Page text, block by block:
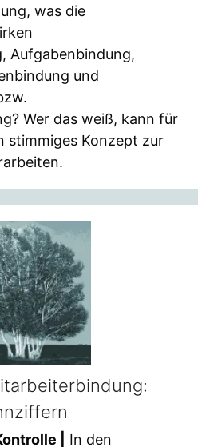
was die
Aufgabenbindung,
und
Wer das weiß, kann für
stimmiges Konzept zur
| In den